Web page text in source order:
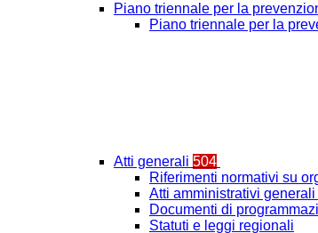
Piano triennale per la
Piano triennale per la
Atti generali 504
Riferimenti normativi su
Atti amministrativi generali
Documenti di
Statuti e leggi regionali